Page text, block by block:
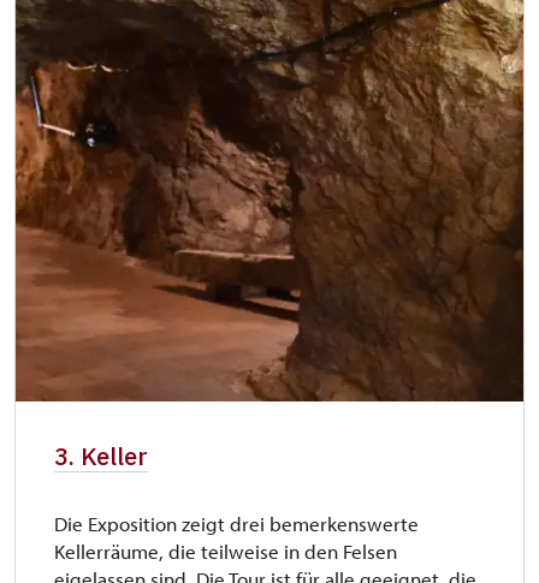
3. Keller
Die Exposition zeigt drei bemerkenswerte
Kellerräume, die teilweise in den Felsen